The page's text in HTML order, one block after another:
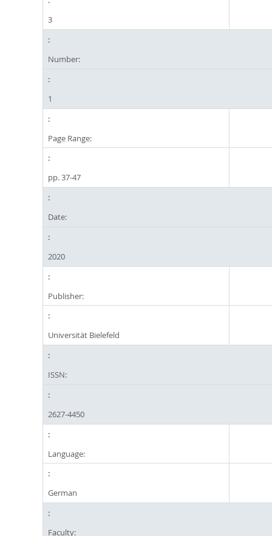
3
Number:
1
Page Range:
pp. 37-47
Date:
2020
Publisher:
Universität Bielefeld
ISSN:
2627-4450
Language:
German
Faculty: